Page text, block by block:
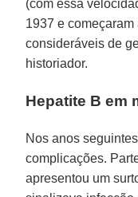
(com essa
1937 e
consideráveis de
historiador.
Hepatite B em
Nos anos
complicações.
apresentou um